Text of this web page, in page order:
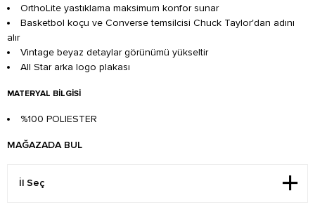
OrthoLite yastıklama maksimum konfor sunar
Basketbol koçu ve Converse temsilcisi Chuck Taylor'dan adını
alır
Vintage beyaz detaylar görünümü yükseltir
All Star arka logo plakası
MATERYAL BILGISI
%100 POLIESTER
MAĞAZADA BUL